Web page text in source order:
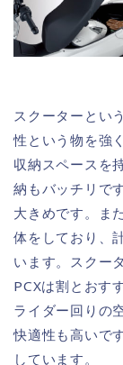
スクーターとい
性という物を強
収納スペースを
納もバッチリで
大きめです。ま
体をしており、
います。スクー
PCXは割とおす
ライダー回りの
快適性も高いで
しています。